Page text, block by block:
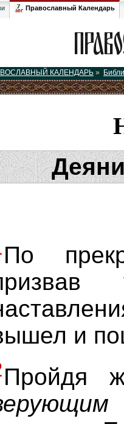
Православный Календарь
КАЛЕНДАРЬ »
По
и
Пройдя